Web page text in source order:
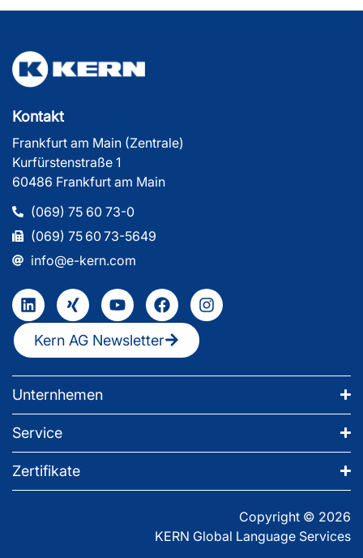
Kontakt
Frankfurt am Main (Zentrale)
Kurfürstenstraße 1
60486 Frankfurt am Main
(069) 75 60 73-0
(069) 75 60 73-5649
info@e-kern.com
Kern AG Newsletter
Unternhemen
Service
Zertifikate
Copyright © 2026
KERN Global Language Services